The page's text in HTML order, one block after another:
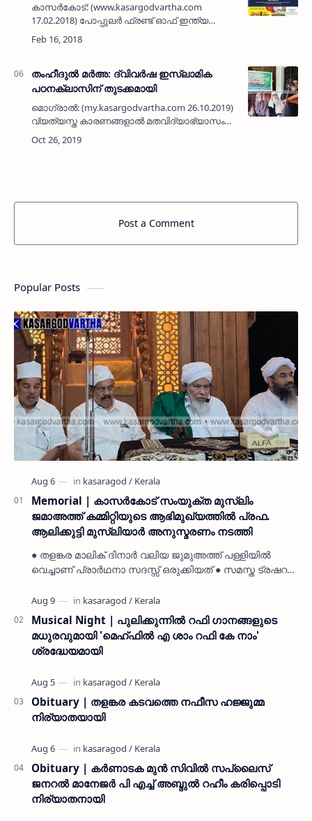
കാസര്‍കോട്: (www.kasargodvartha.com
17.02.2018) പോപ്പുലര്‍ ഫ്രണ്ട് ഓഫ് ഇന്ത്യ
ദേശീയതലത്തിലേക്ക് പ്രവര്‍ത്തനം
വ്യാപിപ്പിച്ചതിന്റെ പ്രഖ്യാപന ദിനമായ
തംഹീദുല്‍ മര്‍അ: ദ്വിവര്‍ഷ ഇസ്ലാമിക
പഠനക്ലാസിന് തുടക്കമായി
മൊഗ്രാല്‍: (my.kasargodvartha.com 26.10.2019)
വ്യത്യസ്ത കാരണങ്ങളാല്‍ മതവിദ്യാഭ്യാസം
മുടങ്ങിയ വനിതകള്‍ക്കും പെണ്‍കുട്ടികള്‍ക്കുമായി
ജമാഅത്തെ ഇസ്ലാമി വനിതാ വിഭാഗം
Post a Comment
Popular Posts
Memorial | കാസർകോട് സംയുക്ത മുസ്ലിം
ജമാഅത്ത് കമ്മിറ്റിയുടെ ആഭിമുഖ്യത്തിൽ പ്രഫ.
ആലിക്കുട്ടി മുസ്ലിയാർ അനുസ്മരണം നടത്തി
● തളങ്കര മാലിക് ദിനാർ വലിയ ജുമുഅത്ത് പള്ളിയിൽ
വെച്ചാണ് പ്രാർഥനാ സദസ്സ് ഒരുക്കിയത് ● സമസ്ത ട്രഷറർ
നൽകി കാസ…
Musical Night | പുലിക്കുന്നിൽ റഫി ഗാനങ്ങളുടെ
മധുരവുമായി 'മെഹ്ഫിൽ എ ശാം റഫി കേ നാം'
ശ്രദ്ധേയമായി
Obituary | തളങ്കര കടവത്തെ നഫീസ ഹജ്ജുമ്മ
നിര്യാതയായി
Obituary | കർണാടക മുൻ സിവില്‍ സപ്ലൈസ്
ജനറൽ മാനേജർ പി എച്ച് അബ്ദുൽ റഹീം കരിപ്പൊടി
നിര്യാതനായി